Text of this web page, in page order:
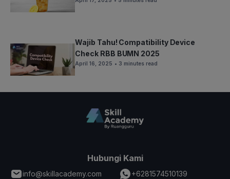
Wajib Tahu! Compatibility Device
Check RBB BUMN 2025
April 16, 2025 • 3 minutes read
Hubungi Kami
info@skillacademy.com +6281574510139